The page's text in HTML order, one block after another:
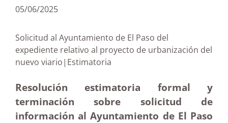
05/06/2025
Solicitud al Ayuntamiento de El Paso del
expediente relativo al proyecto de urbanización del
nuevo viario|Estimatoria
Resolución estimatoria formal y
terminación sobre solicitud de
información al Ayuntamiento de El Paso